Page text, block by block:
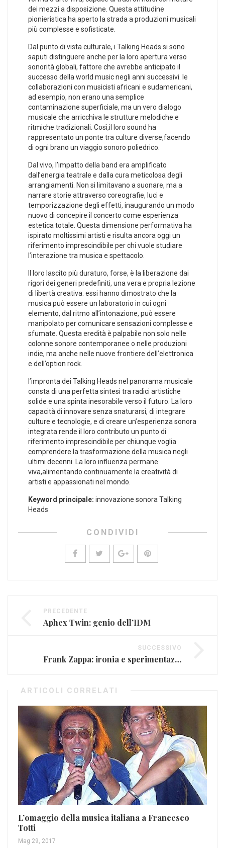
dei mezzi a ⁢disposizione. Questa attitudine
pionieristica ha aperto la⁢ strada a produzioni musicali
più⁤ complesse e sofisticate.
Dal punto di vista culturale, i Talking Heads ⁤si sono
saputi distinguere anche per la loro apertura verso
⁤sonorità globali, fattore che avrebbe anticipato il
successo​ della world music negli anni successivi. le
collaborazioni con musicisti africani e‍ sudamericani,
ad esempio,‌ non erano una semplice
⁣contaminazione superficiale, ma un vero dialogo
musicale che arricchiva le strutture melodiche e
ritmiche tradizionali. Così,il loro ⁣sound ha
rappresentato un ponte tra culture diverse,facendo
di ogni brano un viaggio sonoro poliedrico.
Dal vivo, l’impatto ​della band era amplificato
⁤dall’energia teatrale e dalla ⁣cura meticolosa degli
arrangiamenti. Non si limitavano a‍ suonare, ma a
narrare storie attraverso coreografie, luci e
temporizzazione degli effetti, inaugurando un ‍modo
nuovo di​ concepire il concerto come esperienza
estetica totale. Questa dimensione performativa ‌ha
ispirato ‍moltissimi artisti e risulta ancora oggi un
riferimento imprescindibile⁣ per chi vuole studiare
l’interazione tra musica e spettacolo.
Il loro lascito più duraturo, forse, è‌ la liberazione dai
rigori ‍dei generi predefiniti,​ una vera e propria lezione
di libertà creativa. essi hanno dimostrato che‍ la
musica può essere un laboratorio in cui ogni
elemento, dal ritmo all’intonazione, può essere
manipolato per comunicare sensazioni complesse e
sfumate. Questa eredità è palpabile non solo nelle
colonne sonore contemporanee o nelle produzioni
indie, ma anche nelle nuove frontiere ‌dell’elettronica
e dell’option rock.
l’impronta dei Talking⁣ Heads nel panorama musicale
consta di una perfetta sintesi tra radici artistiche
solide e una spinta inesorabile verso il ​futuro. ‌La loro
⁤capacità di innovare senza snaturarsi, di integrare
culture e tecnologie, e di creare un’esperienza sonora
integrata⁣ rende‌ il loro contributo un punto di
riferimento imprescindibile per chiunque voglia
comprendere la trasformazione della​ musica negli
ultimi decenni. La loro influenza permane
viva,alimentando continuamente la creatività di
artisti e appassionati nel mondo.
Keyword principale: innovazione sonora Talking
Heads
CONDIVIDI
PRECEDENTE
Aphex Twin: genio dell’IDM
SUCCESSIVO
Frank Zappa: ironia e sperimentazione
ARTICOLI CORRELATI
L’omaggio della musica italiana a Francesco
Totti
Mag 29, 2017